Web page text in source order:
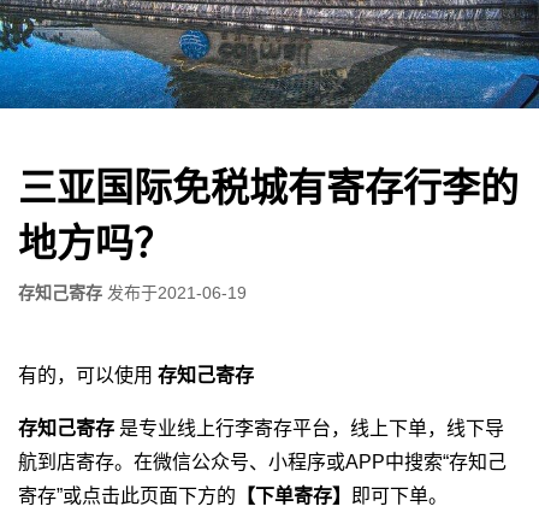
三亚国际免税城有寄存行李的
地方吗？
存知己寄存 发布于2021-06-19
有的，可以使用 存知己寄存
存知己寄存 是专业线上行李寄存平台，线上下单，线下导
航到店寄存。在微信公众号、小程序或APP中搜索“存知己
寄存”或点击此页面下方的 【下单寄存】 即可下单。